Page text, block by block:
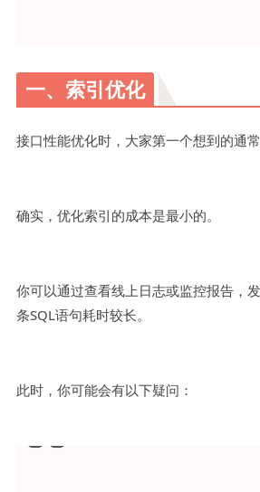
一、索引优化
接口性能优化时，大家第一个想到的通常
确实，优化索引的成本是最小的。
你可以通过查看线上日志或监控报告，
条SQL语句耗时较长。
此时，你可能会有以下疑问：